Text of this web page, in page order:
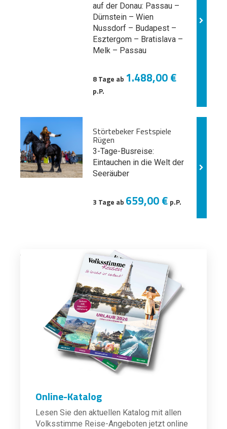
auf der Donau: Passau –
Dürnstein – Wien
Nussdorf – Budapest –
Esztergom – Bratislava –
Melk – Passau
8 Tage ab 1.488,00 €
p.P.
Störtebeker Festspiele
Rügen
3-Tage-Busreise:
Eintauchen in die Welt der
Seeräuber
3 Tage ab 659,00 € p.P.
Online-Katalog
Lesen Sie den aktuellen Katalog mit allen
Volksstimme Reise-Angeboten jetzt online